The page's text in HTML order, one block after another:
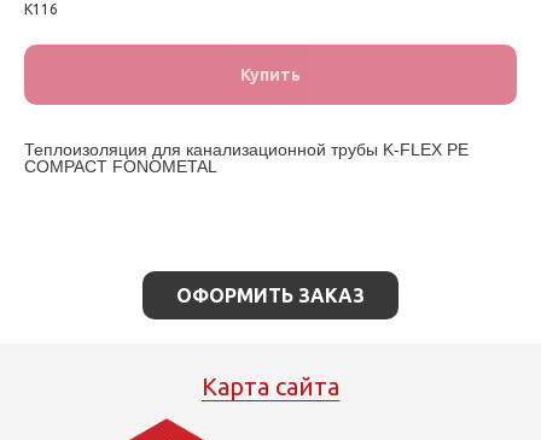
К116
Купить
Теплоизоляция для канализационной трубы K-FLEX PE
COMPACT FONOMETAL
ОФОРМИТЬ ЗАКАЗ
Карта сайта